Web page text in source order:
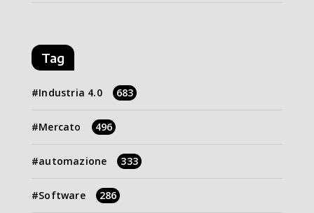
Tag
Industria 4.0 683
Mercato 496
automazione 333
Software 286